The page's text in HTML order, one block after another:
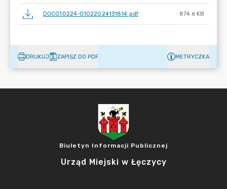
DOC010224-01022024131814.pdf 874.6 KB
DRUKUJ ZAPISZ DO PDF METRYCZKA
Biuletyn Informacji Publicznej
Urząd Miejski w Łęczycy